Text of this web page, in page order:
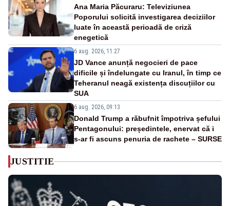
Ana Maria Păcuraru: Televiziunea
Poporului solicită investigarea deciziilor
luate în această perioadă de criză
enegetică
6 aug. 2026, 11:27
JD Vance anunță negocieri de pace
dificile și îndelungate cu Iranul, în timp ce
Teheranul neagă existența discuțiilor cu
SUA
6 aug. 2026, 09:13
Donald Trump a răbufnit împotriva șefului
Pentagonului: președintele, enervat că i
s-ar fi ascuns penuria de rachete – SURSE
JUSTITIE